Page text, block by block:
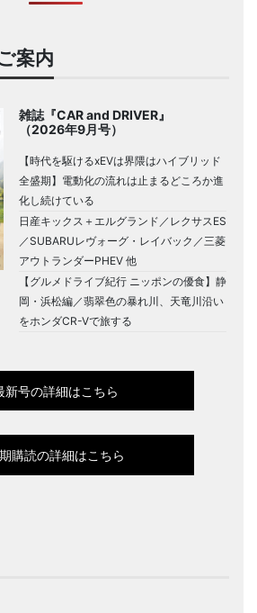
案内
雑誌『CAR and DRIVER』
（2026年9月号）
【時代を駆けるxEVは界隈はハイブリッド
全盛期】電動化の流れは止まるどころか進
化し続けている
日産キックス＋エルグランド／レクサスES
／SUBARUレヴォーグ・レイバック／三菱
アウトランダーPHEV 他
【グルメドライブ紀行 ニッポンの優食】静
岡・浜松編／翡翠色の暴れ川、天竜川沿い
をホンダCR-Vで旅する
新号の詳細はこちら
購読の詳細はこちら